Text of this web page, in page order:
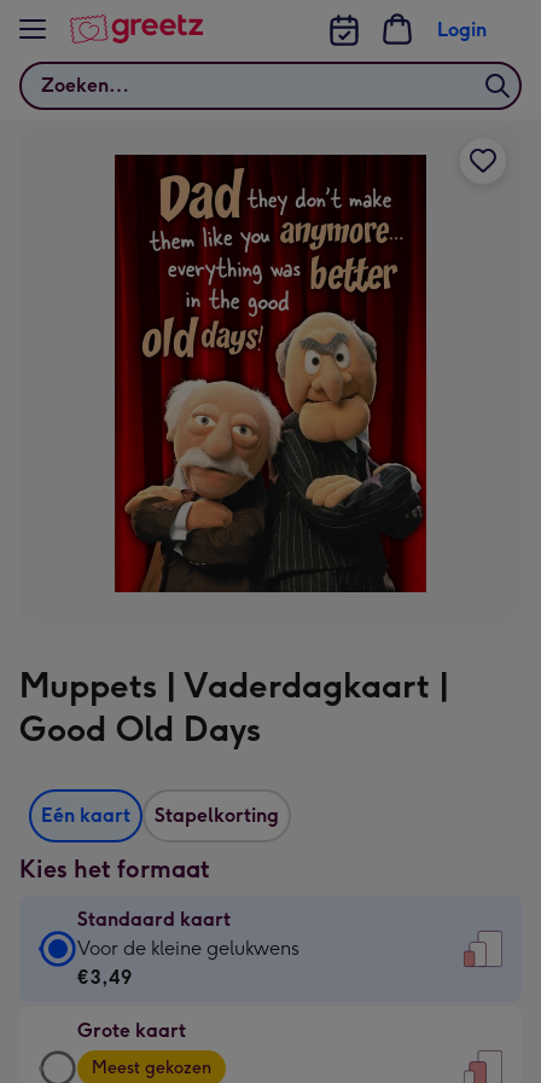
Bekijk meer
Zoeken
Login
Muppets | Vaderdagkaart |
Good Old Days
Eén kaart Stapelkorting
Kies het formaat
Standaard kaart
Standaard
kaart
€3,49
-
Voor de kleine gelukwens
€3,49
Grote kaart
Grote
Meest gekozen